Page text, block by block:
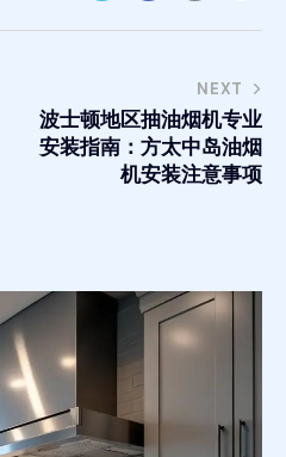
NEXT
波士顿地区抽油烟机专业
安装指南：方太中岛油烟
机安装注意事项